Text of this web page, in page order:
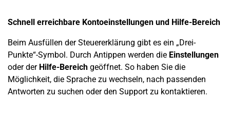
Schnell erreichbare Kontoeinstellungen und Hilfe-Bereich
Beim Ausfüllen der Steuererklärung gibt es ein „Drei-
Punkte“-Symbol. Durch Antippen werden die Einstellungen
oder der Hilfe-Bereich geöffnet. So haben Sie die
Möglichkeit, die Sprache zu wechseln, nach passenden
Antworten zu suchen oder den Support zu kontaktieren.